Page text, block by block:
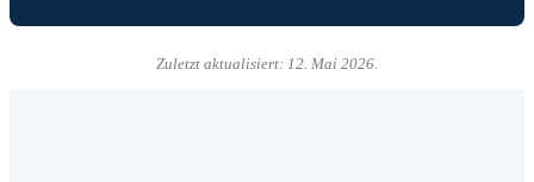
Zuletzt aktualisiert: 12. Mai 2026.